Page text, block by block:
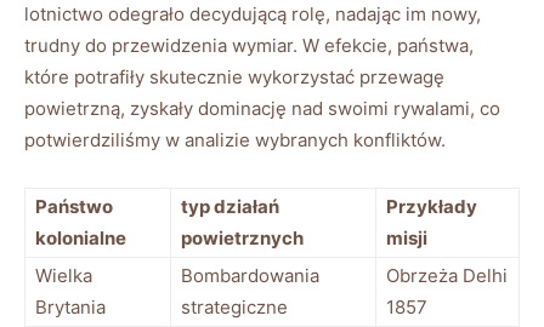
lotnictwo odegrało decydującą rolę, nadając im nowy,
trudny do przewidzenia wymiar. W efekcie, państwa,
które potrafiły skutecznie wykorzystać przewagę
powietrzną, zyskały dominację nad swoimi rywalami, co
potwierdziliśmy w analizie wybranych konfliktów.
Państwo
kolonialne
typ działań
powietrznych
Przykłady
misji
Wielka
Brytania
Bombardowania
strategiczne
Obrzeża Delhi
1857